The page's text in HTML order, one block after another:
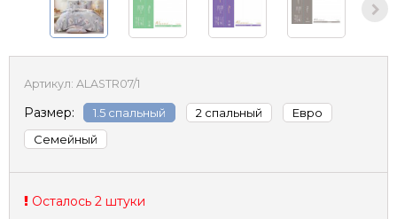
Артикул: ALASTR07/1
Размер: 1.5 спальный 2 спальный
Евро
Семейный
Осталось 2 штуки